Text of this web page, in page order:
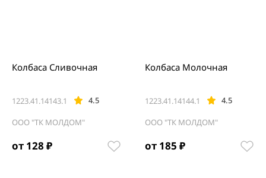
от 128 ₽
1223.41.14143.1 4.5
Колбаса Сливочная
ООО "ТК МОЛДОМ"
от 185 ₽
1223.41.14144.1 4.5
Колбаса Молочная
ООО "ТК МОЛДОМ"